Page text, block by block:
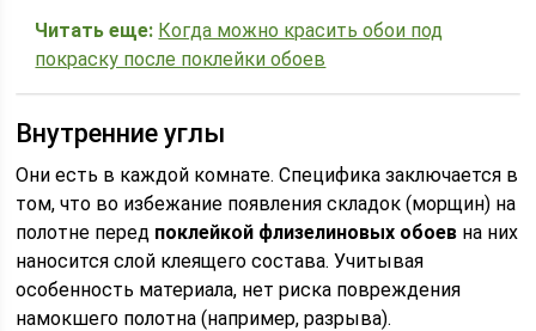
Читать еще: Когда можно красить обои под
покраску после поклейки обоев
Внутренние углы
Они есть в каждой комнате. Специфика заключается в
том, что во избежание появления складок (морщин) на
полотне перед поклейкой флизелиновых обоев на них
наносится слой клеящего состава. Учитывая
особенность материала, нет риска повреждения
намокшего полотна (например, разрыва).